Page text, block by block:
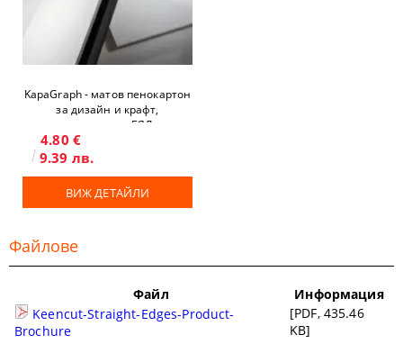
KapaGraph - матов пенокартон
за дизайн и крафт,
двустранен, БЯЛ
4.80 €
9.39 лв.
ВИЖ ДЕТАЙЛИ
Файлове
Файл
Информация
Keencut-Straight-Edges-Product-
Brochure
[PDF, 435.46
KB]